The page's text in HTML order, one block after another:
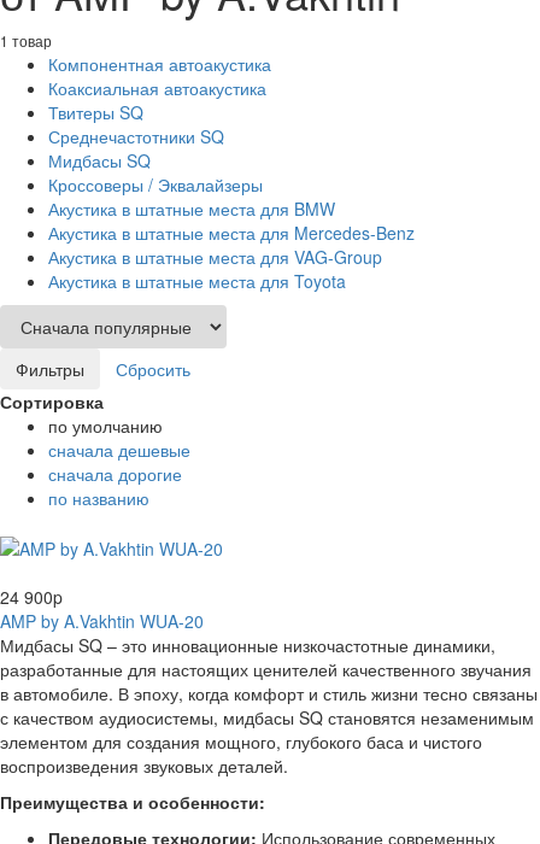
1 товар
Компонентная автоакустика
Коаксиальная автоакустика
Твитеры SQ
Среднечастотники SQ
Мидбасы SQ
Кроссоверы / Эквалайзеры
Акустика в штатные места для BMW
Акустика в штатные места для Mercedes-Benz
Акустика в штатные места для VAG-Group
Акустика в штатные места для Toyota
Фильтры
Сбросить
Сортировка
по умолчанию
сначала дешевые
сначала дорогие
по названию
24 900p
AMP by A.Vakhtin WUA-20
Мидбасы SQ – это инновационные низкочастотные динамики,
разработанные для настоящих ценителей качественного звучания
в автомобиле. В эпоху, когда комфорт и стиль жизни тесно связаны
с качеством аудиосистемы, мидбасы SQ становятся незаменимым
элементом для создания мощного, глубокого баса и чистого
воспроизведения звуковых деталей.
Преимущества и особенности:
Передовые технологии: Использование современных